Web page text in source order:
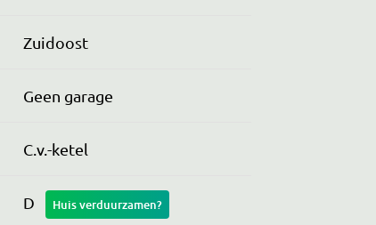
Zuidoost
Geen garage
C.v.-ketel
D Huis verduurzamen?